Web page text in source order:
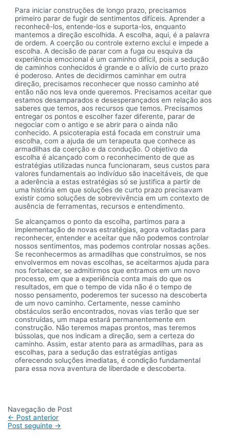
Para iniciar construções de longo prazo, precisamos
primeiro parar de fugir de sentimentos difíceis. Aprender a
reconhecê-los, entende-los e suporta-los, enquanto
mantemos a direção escolhida. A escolha, aqui, é a palavra
de ordem. A coerção ou controle externo exclui e impede a
escolha. A decisão de parar com a fuga ou esquiva da
experiência emocional é um caminho difícil, pois a sedução
de caminhos conhecidos é grande e o alívio de curto prazo
é poderoso. Antes de decidirmos caminhar em outra
direção, precisamos reconhecer que nosso caminho até
então não nos leva onde queremos. Precisamos aceitar que
estamos desamparados e desesperançados em relação aos
saberes que temos, aos recursos que temos. Precisamos
entregar os pontos e escolher fazer diferente, parar de
negociar com o antigo e se abrir para o ainda não
conhecido. A psicoterapia está focada em construir uma
escolha, com a ajuda de um terapeuta que conhece as
armadilhas da coerção e da condução. O objetivo da
escolha é alcançado com o reconhecimento de que as
estratégias utilizadas nunca funcionaram, seus custos para
valores fundamentais ao indivíduo são inaceitáveis, de que
a aderência a estas estratégias só se justifica a partir de
uma história em que soluções de curto prazo precisavam
existir como soluções de sobrevivência em um contexto de
ausência de ferramentas, recursos e entendimento.
Se alcançamos o ponto da escolha, partimos para a
implementação de novas estratégias, agora voltadas para
reconhecer, entender e aceitar que não podemos controlar
nossos sentimentos, mas podemos controlar nossas ações.
Se reconhecermos as armadilhas que construímos, se nos
envolvermos em novas escolhas, se aceitarmos ajuda para
nos fortalecer, se admitirmos que entramos em um novo
processo, em que a experiência conta mais do que os
resultados, em que o tempo de vida não é o tempo de
nosso pensamento, poderemos ter sucesso na descoberta
de um novo caminho. Certamente, nesse caminho
obstáculos serão encontrados, novas vias terão que ser
construídas, um mapa estará permanentemente em
construção. Não teremos mapas prontos, mas teremos
bússolas, que nos indicam a direção, sem a certeza do
caminho. Assim, estar atento para as armadilhas, para as
escolhas, para a sedução das estratégias antigas
oferecendo soluções imediatas, é condição fundamental
para essa nova aventura de liberdade e descoberta.
Navegação de Post
← Post anterior
Post seguinte →